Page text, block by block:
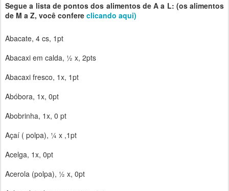
Segue a lista de pontos dos alimentos de A a L: (os alimentos
de M a Z, você confere clicando aqui)
Abacate, 4 cs, 1pt
Abacaxi em calda, ½ x, 2pts
Abacaxi fresco, 1x, 1pt
Abóbora, 1x, 0pt
Abobrinha, 1x, 0 pt
Açaí ( polpa), ¼ x ,1pt
Acelga, 1x, 0pt
Acerola (polpa), ½ x, 0pt